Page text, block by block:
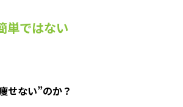
単ではない
せない”のか？